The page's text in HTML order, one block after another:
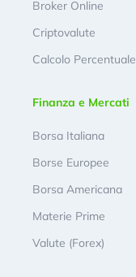
Broker Online
Criptovalute
Calcolo Percentuale
Finanza e Mercati
Borsa Italiana
Borse Europee
Borsa Americana
Materie Prime
Valute (Forex)